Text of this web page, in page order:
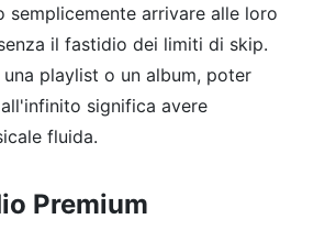
arrivare alle loro
il fastidio dei limiti di skip.
playlist o un album, poter
significa avere
fluida.
Premium